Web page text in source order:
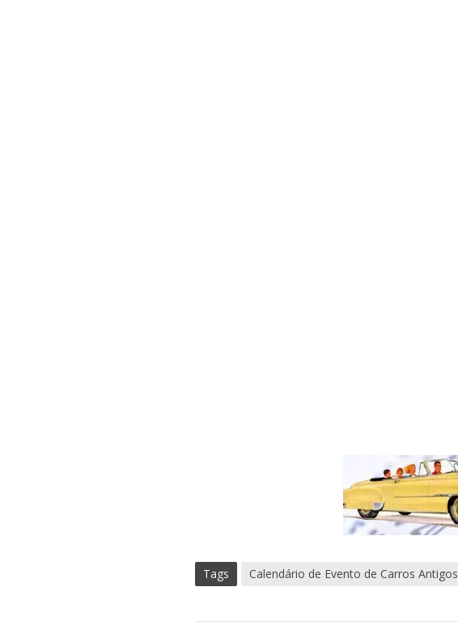
Tags Calendário de Evento de Carros Antigos